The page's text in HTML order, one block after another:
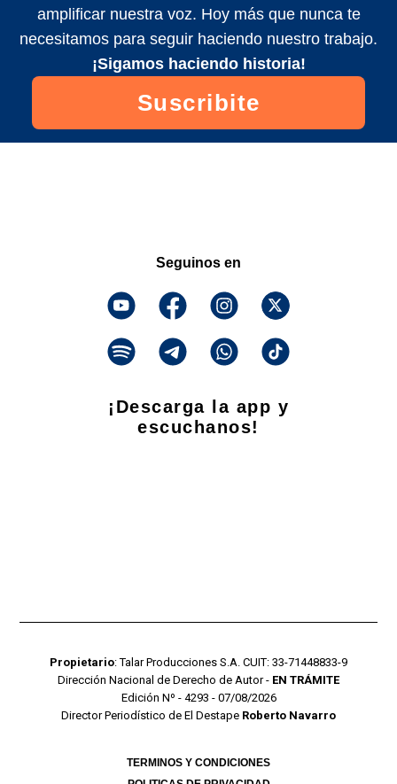
amplificar nuestra voz. Hoy más que nunca te
necesitamos para seguir haciendo nuestro trabajo.
¡Sigamos haciendo historia!
Suscribite
Seguinos en
¡Descarga la app y
escuchanos!
Propietario: Talar Producciones S.A. CUIT: 33-71448833-9
Dirección Nacional de Derecho de Autor - EN TRÁMITE
Edición Nº - 4293 - 07/08/2026
Director Periodístico de El Destape Roberto Navarro
TERMINOS Y CONDICIONES